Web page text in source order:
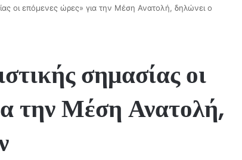
οι επόμενες ώρες» για την Μέση Ανατολή, δηλώνει ο
σημασίας οι
την Μέση Ανατολή,